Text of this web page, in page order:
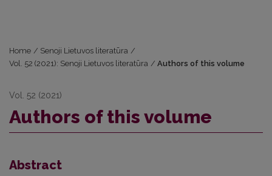
Home / Senoji Lietuvos literatūra /
Vol. 52 (2021): Senoji Lietuvos literatūra / Authors of this volume
Vol. 52 (2021)
Authors of this volume
Abstract